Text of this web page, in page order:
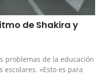
de Shakira y
problemas de la educación
«Esto es para